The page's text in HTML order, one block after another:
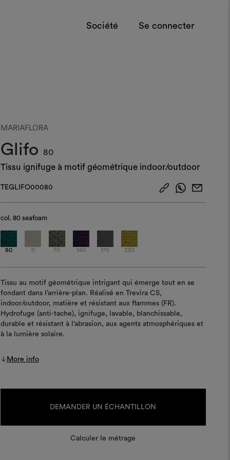
Société Se connecter
MARIAFLORA
Glifo
80
Tissu ignifuge à motif géométrique indoor/outdoor
TEGLIFO00080
col. 80 seafoam
80 11 70 140 170 230
Tissu au motif géométrique intrigant qui émerge tout en se
fondant dans l’arrière-plan. Réalisé en Trevira CS,
indoor/outdoor, matière et résistant aux flammes (FR).
Hydrofuge (anti-tache), ignifuge, lavable, blanchissable,
durable et résistant à l’abrasion, aux agents atmosphériques et
à la lumière solaire.
More info
DEMANDER UN ÉCHANTILLON
Calculer le métrage